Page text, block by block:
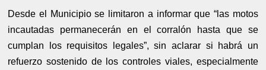
Desde el Municipio se limitaron a informar que “las motos
incautadas permanecerán en el corralón hasta que se
cumplan los requisitos legales”, sin aclarar si habrá un
refuerzo sostenido de los controles viales, especialmente